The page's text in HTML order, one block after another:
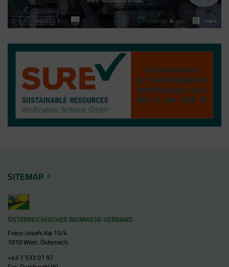
SITEMAP
ÖSTERREICHISCHER BIOMASSE-VERBAND
Franz-Josefs Kai 13/4
1010 Wien, Österreich
+43 1 533 07 97